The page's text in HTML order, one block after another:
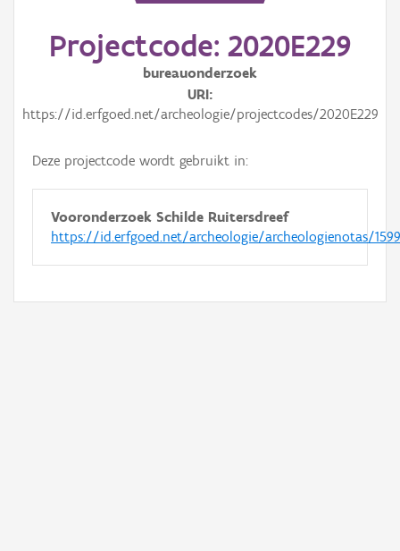
Projectcode: 2020E229
bureauonderzoek
URI
https://id.erfgoed.net/archeologie/projectcodes/2020E229
Deze projectcode wordt gebruikt in:
Vooronderzoek Schilde Ruitersdreef
https://id.erfgoed.net/archeologie/archeologienotas/